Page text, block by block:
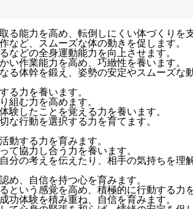
る能力を高め、転倒しにくい体づくりを
など、スムーズな体の動きを促します。
などの全身運動能力を向上させます。
い作業能力を高め、巧緻性を養います。
る体幹を鍛え、姿勢の安定やスムーズな
る力を養います。
組む力を高めます。
験したことを覚える力を養います。
な行動を選択する力を育てます。
動する力を育みます。
て協力し合う力を養います。
自分の考えを伝えたり、相手の気持ちを理
め、自信を持つ心を育みます。
という感覚を高め、積極的に行動する力
功体験を積み重ね、自信を育みます。